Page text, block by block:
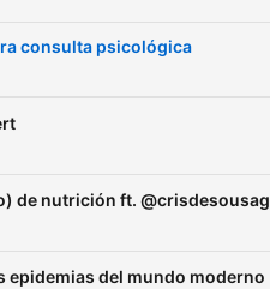
consulta psicológica
de nutrición ft. @crisdesousag
epidemias del mundo moderno